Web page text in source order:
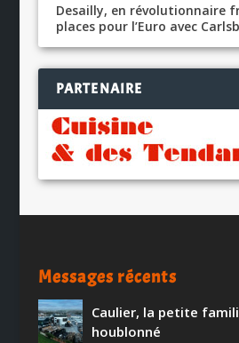
Desailly, en révolutionnaire
places pour l’Euro avec
PARTENAIRE
Messages récents
Caulier, la petite
houblonné